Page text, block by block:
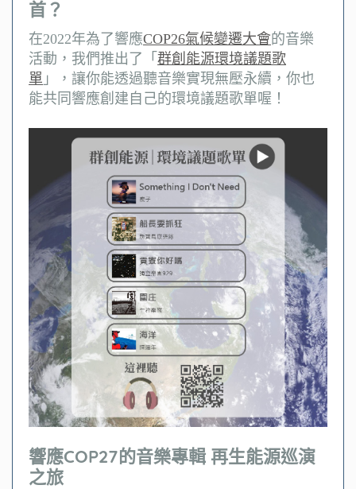
首？
在2022年為了響應COP26氣候變遷大會的音樂
活動，我們推出了「 群創能源環境議題歌
單 」，讓你能透過聽音樂實現無壓永續，你也
能共同響應創建自己的環境議題歌單喔！
響應COP27的音樂專輯 再生能源巡演
之旅